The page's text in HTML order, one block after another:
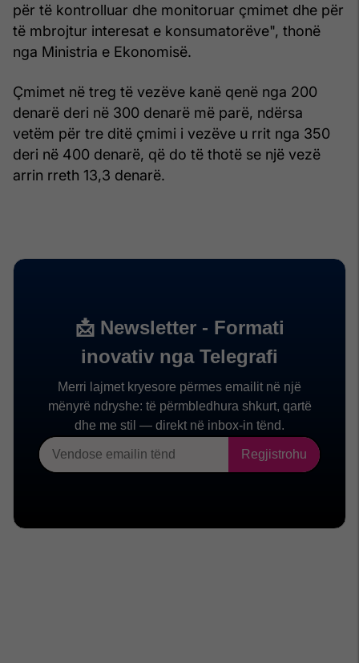
për të kontrolluar dhe monitoruar çmimet dhe për
të mbrojtur interesat e konsumatorëve", thonë
nga Ministria e Ekonomisë.
Çmimet në treg të vezëve kanë qenë nga 200
denarë deri në 300 denarë më parë, ndërsa
vetëm për tre ditë çmimi i vezëve u rrit nga 350
deri në 400 denarë, që do të thotë se një vezë
arrin rreth 13,3 denarë.